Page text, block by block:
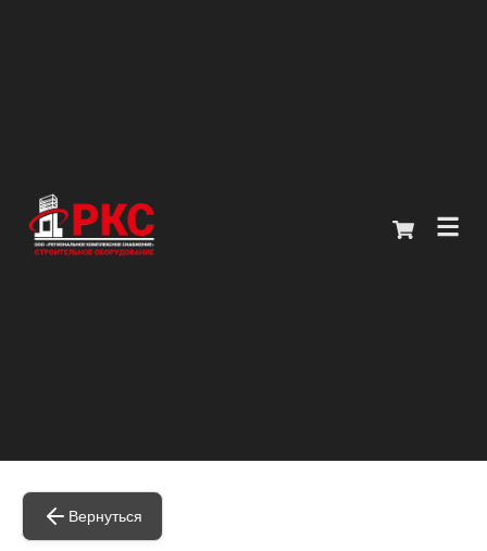
+7 (914) 970-13-62
Вернуться